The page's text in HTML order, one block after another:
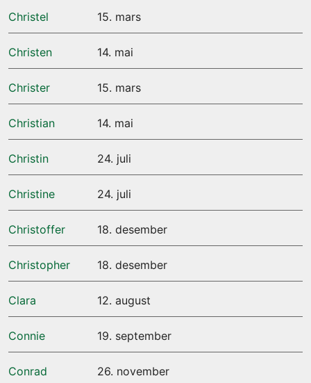
Christel 15. mars
Christen 14. mai
Christer 15. mars
Christian 14. mai
Christin 24. juli
Christine 24. juli
Christoffer 18. desember
Christopher 18. desember
Clara 12. august
Connie 19. september
Conrad 26. november